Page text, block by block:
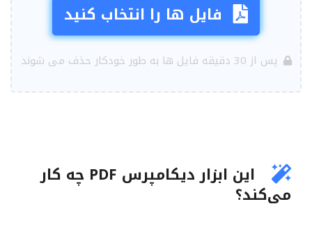
فایل ها را انتخاب کنید
پس از 30 دقیقه فایل ها به طور خودکار حذف می شوند
این ابزار دیکامپرس PDF چه کار
می‌کند؟